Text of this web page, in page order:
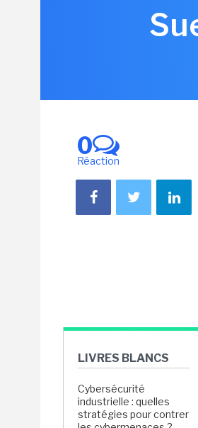
0
Réaction
LIVRES BLANCS
Cybersécurité
industrielle : quelles
stratégies pour contrer